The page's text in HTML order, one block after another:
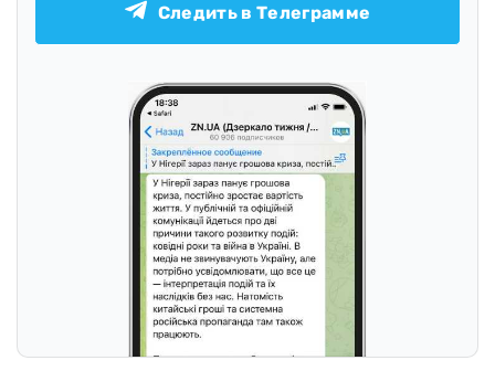
Следить в Телеграмме